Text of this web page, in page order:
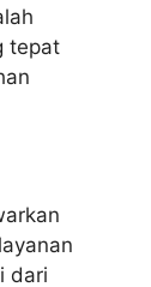
tepat
dari